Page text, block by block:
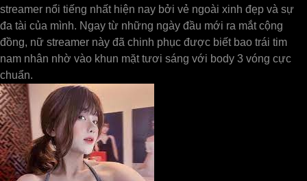
streamer nổi tiếng nhất hiện nay bởi vẻ ngoài xinh đẹp và sự
đa tài của mình. Ngay từ những ngày đầu mới ra mắt cộng
đồng, nữ streamer này đã chinh phục được biết bao trái tim
nam nhân nhờ vào khun mặt tươi sáng với body 3 vóng cực
chuẩn.